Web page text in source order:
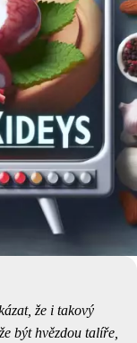
že i takový
být hvězdou talíře,